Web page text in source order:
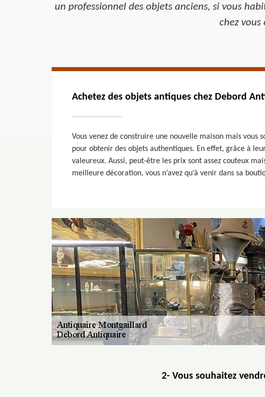
un professionnel des objets anciens, si vous
chez
Achetez des objets antiques chez Debord
Vous venez de construire une nouvelle maison mais vous
pour obtenir des objets authentiques. En effet, grâce à
valeureux. Aussi, peut-être les prix sont assez couteux
meilleure décoration, vous n’avez qu’à venir dans sa
2- Vous souhaitez